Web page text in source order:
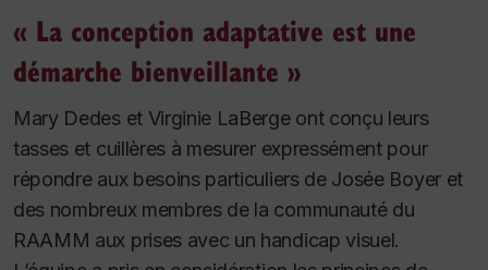
« La conception adaptative est une
démarche bienveillante »
Mary Dedes et Virginie LaBerge ont conçu leurs
tasses et cuillères à mesurer expressément pour
répondre aux besoins particuliers de Josée Boyer et
des nombreux membres de la communauté du
RAAMM aux prises avec un handicap visuel.